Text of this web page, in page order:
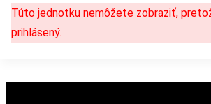
Túto jednotku nemôžete zobraziť,
prihlásený.